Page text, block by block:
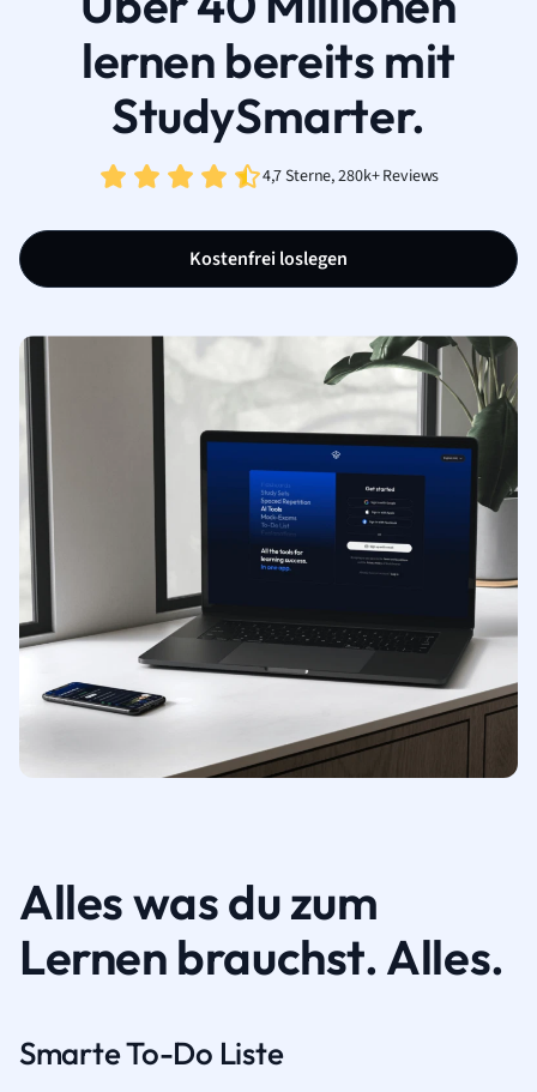
lernen bereits mit
StudySmarter.
4,7 Sterne, 280k+ Reviews
Kostenfrei loslegen
Alles was du zum
Lernen brauchst. Alles.
Smarte To-Do Liste